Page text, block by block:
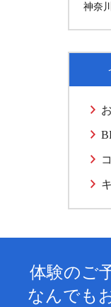
神奈
体験のご
なんでも